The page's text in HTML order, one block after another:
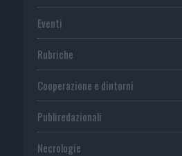
Eventi
Rubriche
Cooperazione e dintorni
Publiredazionali
Necrologie